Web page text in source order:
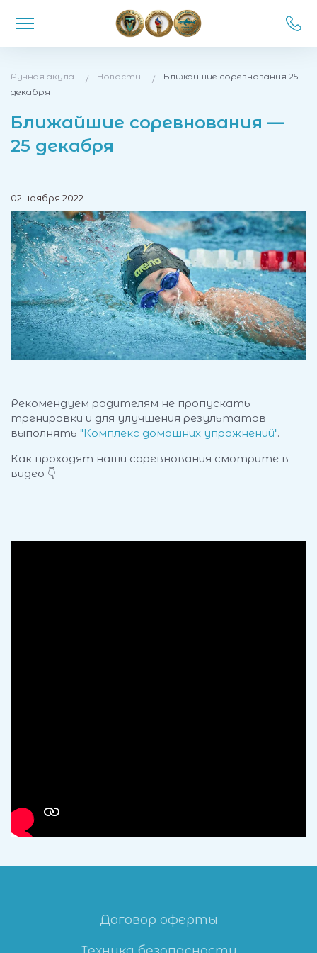
Уфимская коммерческая Лига плавания 🏊
Уфимская коммерческая Лига по футзалу ⚽
Ручная акула Новости
Ближайшие соревнования 25
декабря
Ближайшие соревнования —
25 декабря
02 ноября 2022
Рекомендуем родителям не пропускать
тренировки и для улучшения результатов
выполнять "Комплекс домашних упражнений".
Как проходят наши соревнования смотрите в
видео 👇
Договор оферты